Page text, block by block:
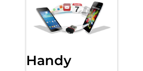
Handy